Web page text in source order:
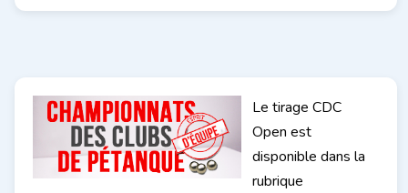
Le tirage CDC
Open est
disponible dans la
rubrique